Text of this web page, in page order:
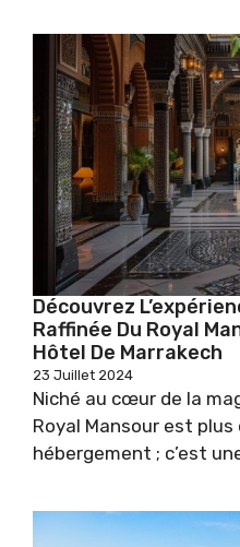
Découvrez
Raffinée Du Royal
Hôtel De Marrakech
23 Juillet 2024
Niché au cœur de la
Royal Mansour est plus
hébergement ; c’est